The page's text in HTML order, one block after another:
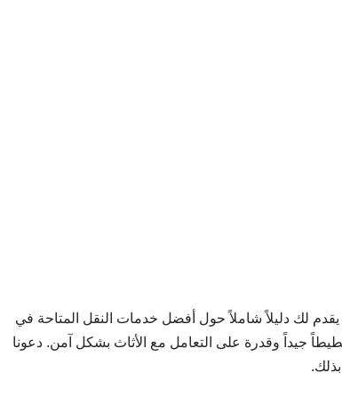
يقدم لك دليلاً شاملاً حول أفضل خدمات النقل المتاحة في
جيداً وقدرة على التعامل مع الأثاث بشكل آمن. دعونا